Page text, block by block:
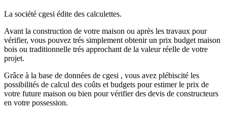
La société cgesi édite des calculettes.
Avant la construction de votre maison ou après les travaux pour
vérifier, vous pouvez trés simplement obtenir un prix budget maison
bois ou traditionnelle trés approchant de la valeur réelle de votre
projet.
Grâce à la base de données de cgesi , vous avez plébiscité les
possibilités de calcul des coûts et budgets pour estimer le prix de
votre future maison ou bien pour vérifier des devis de constructeurs
en votre possession.